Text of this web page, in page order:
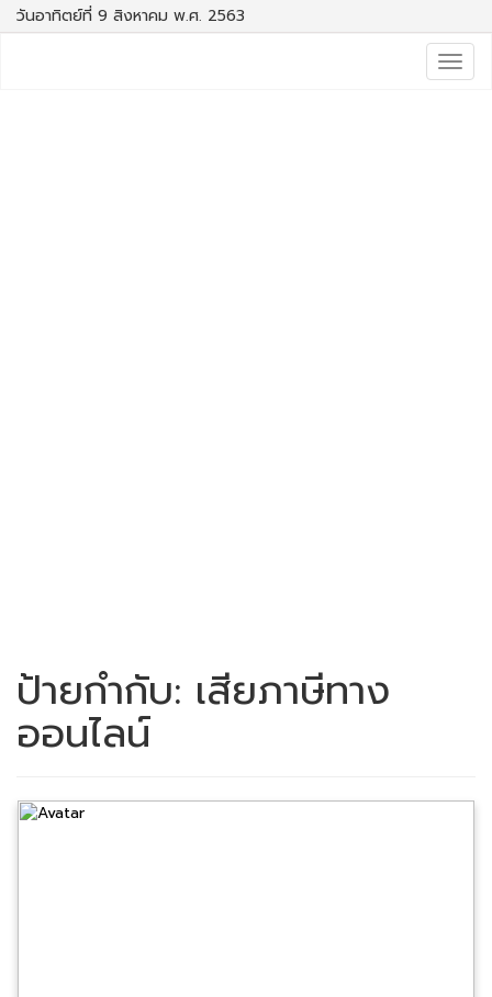
วันอาทิตย์ที่ 9 สิงหาคม พ.ศ. 2563
ป้ายกำกับ: เสียภาษีทาง
ออนไลน์